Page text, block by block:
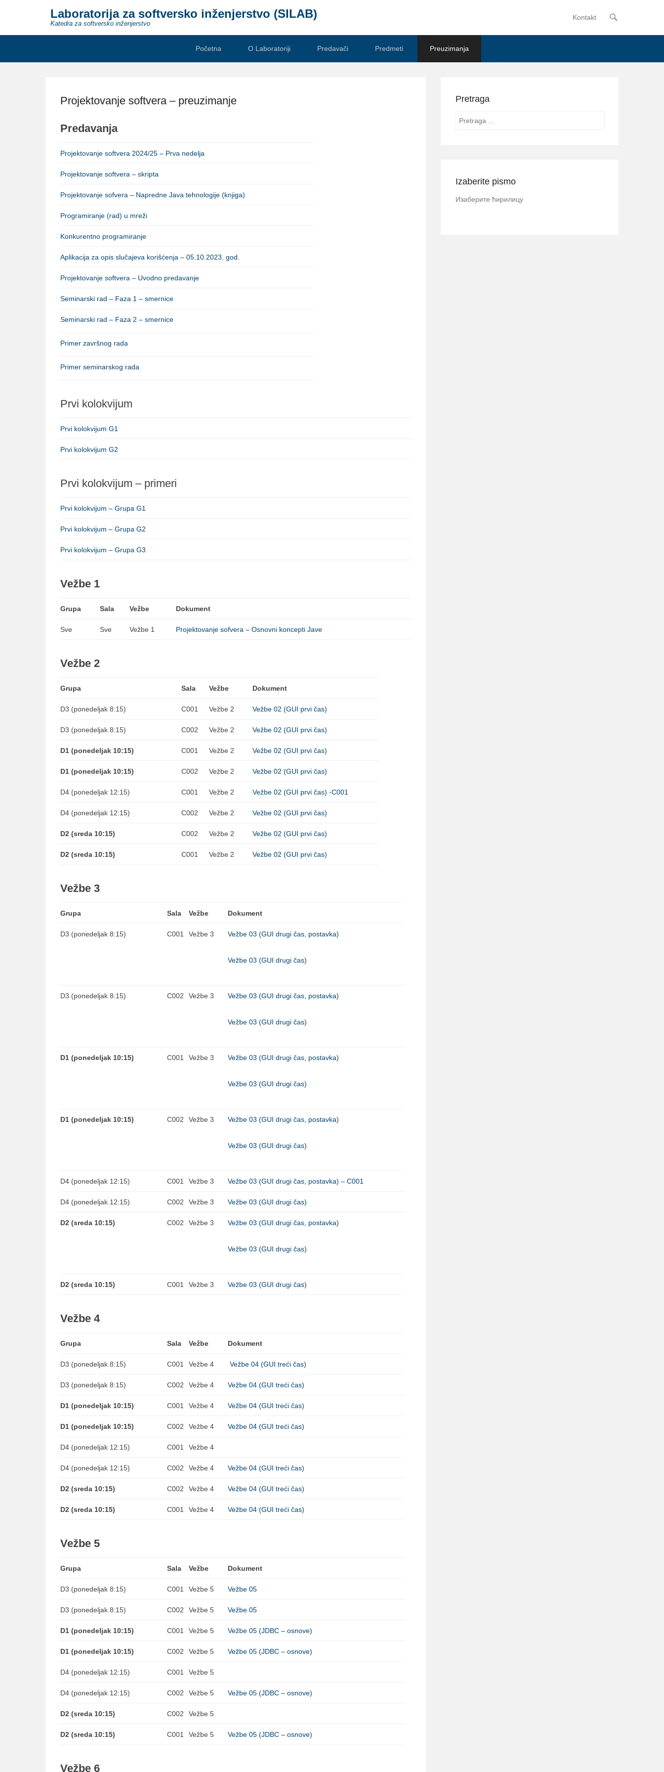
Laboratorija za softversko inženjerstvo (SILAB)
Katedra za softversko inženjerstvo
Primary Menu
Skip to content
Kontakt
Početna
O Laboratoriji Predavači Predmeti Preuzimanja
Projektovanje softvera – preuzimanje
Predavanja
Projektovanje softvera 2024/25 – Prva nedelja
Projektovanje softvera – skripta
Projektovanje sofvera – Napredne Java tehnologije (knjiga)
Programiranje (rad) u mreži
Konkurentno programiranje
Aplikacija za opis slučajeva korišćenja – 05.10.2023. god.
Projektovanje softvera – Uvodno predavanje
Seminarski rad – Faza 1 – smernice
Seminarski rad – Faza 2 – smernice
Primer završnog rada
Primer seminarskog rada
Prvi kolokvijum
Prvi kolokvijum G1
Prvi kolokvijum G2
Prvi kolokvijum – primeri
Prvi kolokvijum – Grupa G1
Prvi kolokvijum – Grupa G2
Prvi kolokvijum – Grupa G3
Vežbe 1
Grupa Sala Vežbe Dokument
Sve Sve Vežbe 1 Projektovanje sofvera – Osnovni koncepti Jave
Vežbe 2
Grupa Sala Vežbe Dokument
D3 (ponedeljak 8:15) C001 Vežbe 2 Vežbe 02 (GUI prvi čas)
D3 (ponedeljak 8:15) C002 Vežbe 2 Vežbe 02 (GUI prvi čas)
D1 (ponedeljak 10:15) C001 Vežbe 2 Vežbe 02 (GUI prvi čas)
D1 (ponedeljak 10:15) C002 Vežbe 2 Vežbe 02 (GUI prvi čas)
D4 (ponedeljak 12:15) C001 Vežbe 2 Vežbe 02 (GUI prvi čas) -C001
D4 (ponedeljak 12:15) C002 Vežbe 2 Vežbe 02 (GUI prvi čas)
D2 (sreda 10:15) C002 Vežbe 2 Vežbe 02 (GUI prvi čas)
D2 (sreda 10:15) C001 Vežbe 2 Vežbe 02 (GUI prvi čas)
Vežbe 3
Grupa Sala Vežbe Dokument
D3 (ponedeljak 8:15) C001 Vežbe 3 Vežbe 03 (GUI drugi čas, postavka)
Vežbe 03 (GUI drugi čas)
D3 (ponedeljak 8:15) C002 Vežbe 3 Vežbe 03 (GUI drugi čas, postavka)
Vežbe 03 (GUI drugi čas)
D1 (ponedeljak 10:15) C001 Vežbe 3 Vežbe 03 (GUI drugi čas, postavka)
Vežbe 03 (GUI drugi čas)
D1 (ponedeljak 10:15) C002 Vežbe 3 Vežbe 03 (GUI drugi čas, postavka)
Vežbe 03 (GUI drugi čas)
D4 (ponedeljak 12:15) C001 Vežbe 3 Vežbe 03 (GUI drugi čas, postavka) – C001
D4 (ponedeljak 12:15) C002 Vežbe 3 Vežbe 03 (GUI drugi čas)
D2 (sreda 10:15) C002 Vežbe 3 Vežbe 03 (GUI drugi čas, postavka)
Vežbe 03 (GUI drugi čas)
D2 (sreda 10:15) C001 Vežbe 3 Vežbe 03 (GUI drugi čas)
Vežbe 4
Grupa Sala Vežbe Dokument
D3 (ponedeljak 8:15) C001 Vežbe 4 Vežbe 04 (GUI treći čas)
D3 (ponedeljak 8:15) C002 Vežbe 4 Vežbe 04 (GUI treći čas)
D1 (ponedeljak 10:15) C001 Vežbe 4 Vežbe 04 (GUI treći čas)
D1 (ponedeljak 10:15) C002 Vežbe 4 Vežbe 04 (GUI treći čas)
D4 (ponedeljak 12:15) C001 Vežbe 4
D4 (ponedeljak 12:15) C002 Vežbe 4 Vežbe 04 (GUI treći čas)
D2 (sreda 10:15) C002 Vežbe 4 Vežbe 04 (GUI treći čas)
D2 (sreda 10:15) C001 Vežbe 4 Vežbe 04 (GUI treći čas)
Vežbe 5
Grupa Sala Vežbe Dokument
D3 (ponedeljak 8:15) C001 Vežbe 5 Vežbe 05
D3 (ponedeljak 8:15) C002 Vežbe 5 Vežbe 05
D1 (ponedeljak 10:15) C001 Vežbe 5 Vežbe 05 (JDBC – osnove)
D1 (ponedeljak 10:15) C002 Vežbe 5 Vežbe 05 (JDBC – osnove)
D4 (ponedeljak 12:15) C001 Vežbe 5
D4 (ponedeljak 12:15) C002 Vežbe 5 Vežbe 05 (JDBC – osnove)
D2 (sreda 10:15) C002 Vežbe 5
D2 (sreda 10:15) C001 Vežbe 5 Vežbe 05 (JDBC – osnove)
Vežbe 6
Pretraga
Search
Izaberite pismo
Изаберите ћирилицу